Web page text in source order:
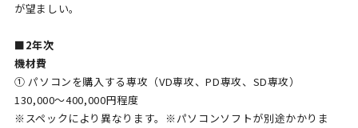
が望ましい。
■2年次
機材費
① パソコンを購入する専攻（VD専攻、PD専攻、SD専攻）
130,000〜400,000円程度
※スペックにより異なります。※パソコンソフトが別途かかりま